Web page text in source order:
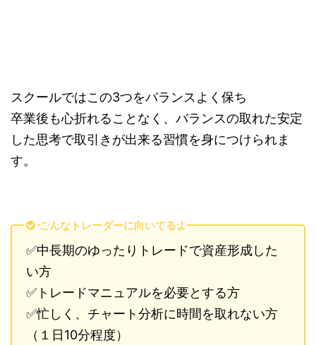
スクールではこの3つをバランスよく保ち
卒業後も心折れることなく、バランスの取れた安定
した思考で取引きが出来る習慣を身につけられま
す。
こんなトレーダーに向いてるよ
✅中長期のゆったりトレードで資産形成した
い方
✅トレードマニュアルを必要とする方
✅忙しく、チャート分析に時間を取れない方
（１日10分程度）